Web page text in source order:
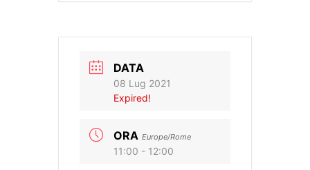
DATA
08 Lug 2021
Expired!
ORA Europe/Rome
11:00 - 12:00